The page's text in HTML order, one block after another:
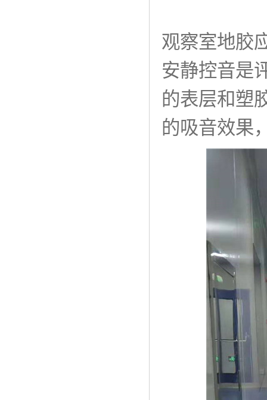
观察室地胶
安静控音是
的表层和塑
的吸音效果